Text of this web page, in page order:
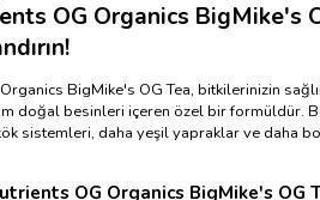
OG Organics BigMike's
BigMike's OG Tea, bitkilerinizin
doğal besinleri içeren özel bir formüldür.
sistemleri, daha yeşil yapraklar ve daha
OG Organics BigMike's OG